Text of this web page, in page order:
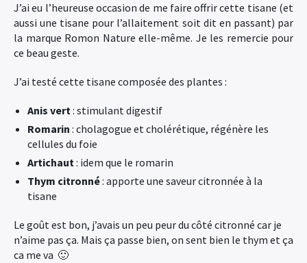
J’ai eu l’heureuse occasion de me faire offrir cette tisane (et
aussi une tisane pour l’allaitement soit dit en passant) par
la marque Romon Nature elle-même. Je les remercie pour
ce beau geste.
J’ai testé cette tisane composée des plantes :
Anis vert: stimulant digestif
Romarin : cholagogue et cholérétique, régénère les
cellules du foie
Artichaut: idem que le romarin
Thym citronné: apporte une saveur citronnée à la
tisane
Le goût est bon, j’avais un peu peur du côté citronné car je
n’aime pas ça. Mais ça passe bien, on sent bien le thym et ça
ca me va 🙂